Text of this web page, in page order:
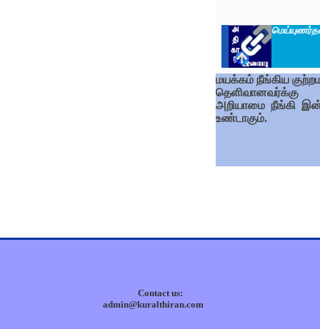
மயக்கம் நீங்கிய
தெளிவானவர்க்கு
அறியாமை நீங்கி
உண்டாகும்.
Contact us:
admin@kuralthiran.com